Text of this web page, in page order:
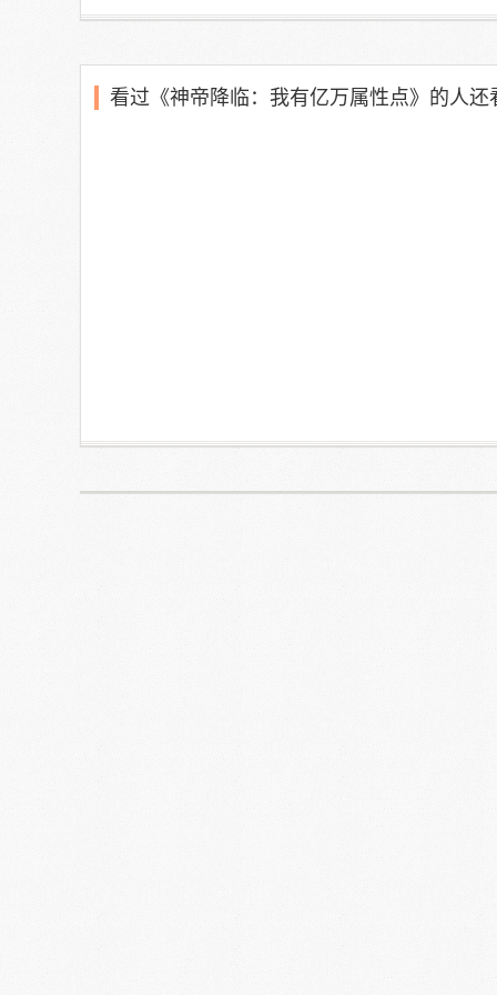
看过《神帝降临：我有亿万属性点》的人还